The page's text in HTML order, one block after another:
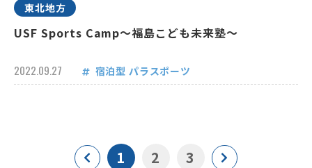
東北地方
USF Sports Camp～福島こども未来塾～
2022.09.27 宿泊型 パラスポーツ
1 2 3